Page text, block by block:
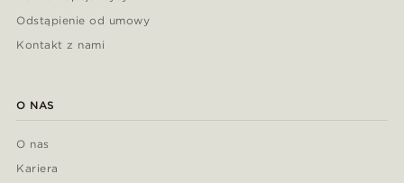
Odstąpienie od umowy
Kontakt z nami
O NAS
O nas
Kariera